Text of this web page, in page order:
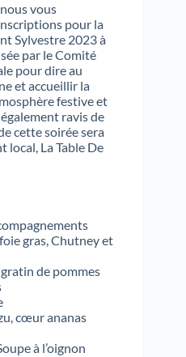
vous
pour la
Sylvestre 2023 à
par le Comité
pour dire au
et accueillir la
festive et
ravis de
cette soirée sera
local, La Table De
gras, Chutney et
de pommes
cœur ananas
à l’oignon